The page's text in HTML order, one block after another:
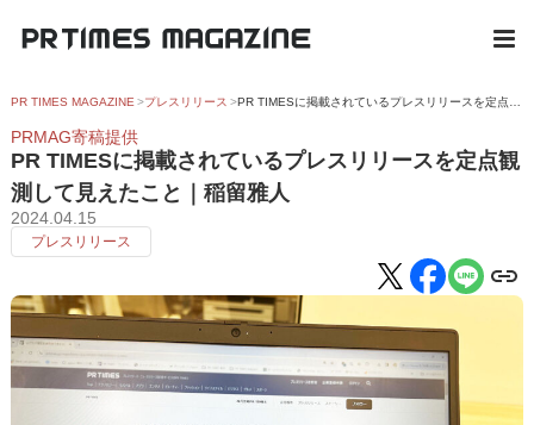
PR TIMES MAGAZINE プレスリリース
PRMAG寄稿提供
PR TIMESに掲載されているプレスリリースを定点観
測して見えたこと｜稲留雅人
2024.04.15
プレスリリース